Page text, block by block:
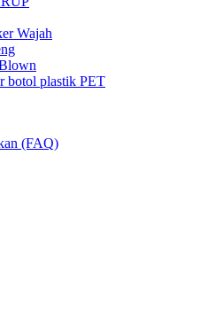
Wajah
botol plastik PET
(FAQ)